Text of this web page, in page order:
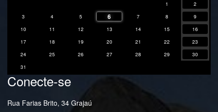
1
2
3
4 5 6 7 8
9
10
11 12 13 14 15
16
17
18 19 20 21 22
23
24
25 26 27 28 29
30
31
Conecte-se
Rua Farias Brito, 34 Grajaú